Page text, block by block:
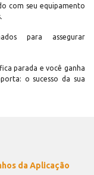
com seu equipamento
para assegurar
parada e você ganha
o sucesso da sua
da Aplicação